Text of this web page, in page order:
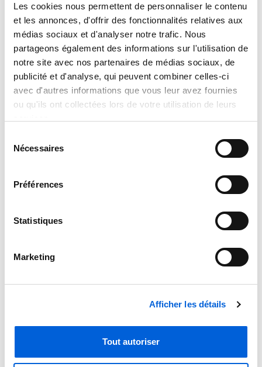
Les cookies nous permettent de personnaliser le contenu
et les annonces, d'offrir des fonctionnalités relatives aux
médias sociaux et d'analyser notre trafic. Nous
partageons également des informations sur l'utilisation de
notre site avec nos partenaires de médias sociaux, de
publicité et d'analyse, qui peuvent combiner celles-ci
avec d'autres informations que vous leur avez fournies
ou qu'ils ont collectées lors de votre utilisation de leurs
Nécessaires
Préférences
Statistiques
Marketing
Afficher les détails
Tout autoriser
Thermopompe murale compacte Performance
Carrier 25HHA460A003
Thermopompe centrale Comfort Carrier 25HCE4